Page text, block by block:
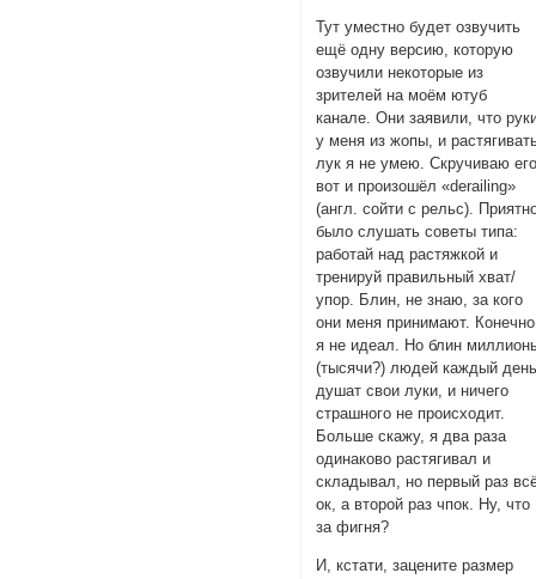
Тут уместно будет озвучить
ещё одну версию, которую
озвучили некоторые из
зрителей на моём ютуб
канале. Они заявили, что
у меня из жопы, и
лук я не умею. Скручиваю
вот и произошёл «derailing»
(англ. сойти с рельс).
было слушать советы типа:
работай над растяжкой и
тренируй правильный хват/
упор. Блин, не знаю, за кого
они меня принимают.
я не идеал. Но блин
(тысячи?) людей каждый
душат свои луки, и ничего
страшного не происходит.
Больше скажу, я два раза
одинаково растягивал и
складывал, но первый раз
ок, а второй раз чпок. Ну, что
за фигня?
И, кстати, зацените размер